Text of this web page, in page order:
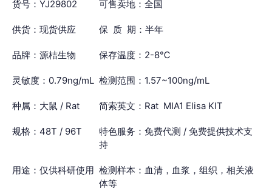
货号：YJ29802 可售卖地：全国
供货：现货供应 保 质 期：半年
品牌：源桔生物 保存温度：2-8℃
灵敏度：0.79ng/mL 检测范围：1.57~100ng/mL
种属：大鼠 / Rat 简索英文：Rat MIA1 Elisa KIT
规格：48T / 96T
特色服务：免费代测 / 免费提供技术支
持
用途：仅供科研使用 检测样本：血清，血浆，组织，相关液
体等